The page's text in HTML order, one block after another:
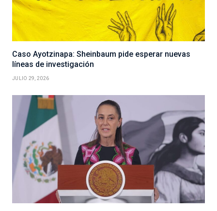
Caso Ayotzinapa: Sheinbaum pide esperar nuevas
líneas de investigación
JULIO 29, 2026